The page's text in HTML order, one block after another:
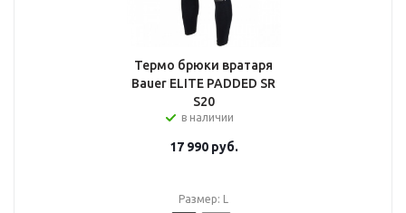
Термо брюки вратаря
Bauer ELITE PADDED SR
S20
в наличии
17 990руб.
Размер: L